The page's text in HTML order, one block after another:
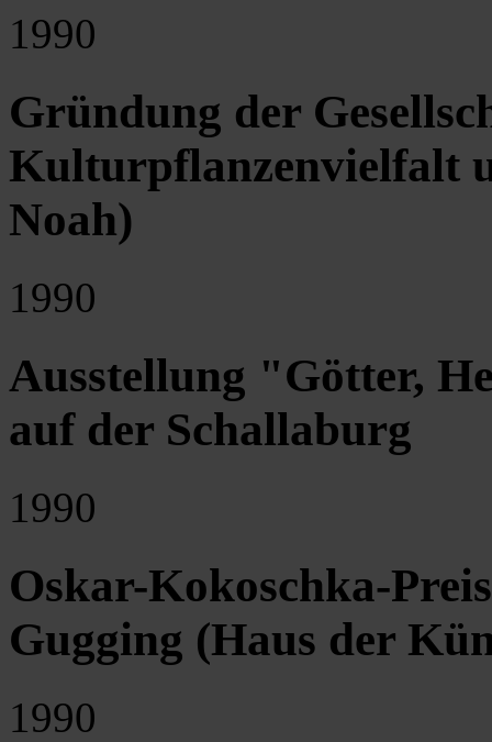
1990
Gründung der
Kulturpflanzenvielfalt
Noah)
1990
Ausstellung "Götter,
auf der Schallaburg
1990
Oskar-Kokoschka-
Gugging (Haus der
1990